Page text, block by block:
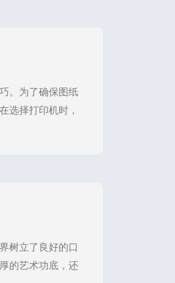
。为了确保图纸
选择打印机时，
树立了良好的口
的艺术功底，还